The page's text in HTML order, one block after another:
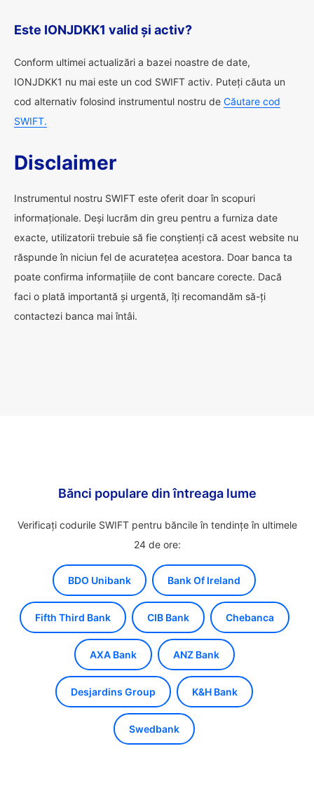
Este IONJDKK1 valid și activ?
Conform ultimei actualizări a bazei noastre de date,
IONJDKK1 nu mai este un cod SWIFT activ. Puteți căuta un
cod alternativ folosind instrumentul nostru de Căutare cod
SWIFT.
Disclaimer
Instrumentul nostru SWIFT este oferit doar în scopuri
informaționale. Deși lucrăm din greu pentru a furniza date
exacte, utilizatorii trebuie să fie conștienți că acest website nu
răspunde în niciun fel de acuratețea acestora. Doar banca ta
poate confirma informațiile de cont bancare corecte. Dacă
faci o plată importantă și urgentă, îți recomandăm să-ți
contactezi banca mai întâi.
Bănci populare din întreaga lume
Verificați codurile SWIFT pentru băncile în tendințe în ultimele
24 de ore:
BDO Unibank Bank Of Ireland
Fifth Third Bank CIB Bank Chebanca
AXA Bank ANZ Bank
Desjardins Group K&H Bank
Swedbank